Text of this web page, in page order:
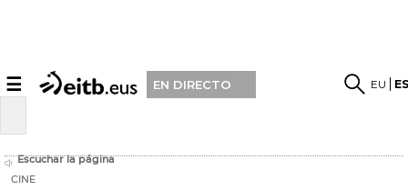
☰ EN DIRECTO EU
Escuchar la página
CINE